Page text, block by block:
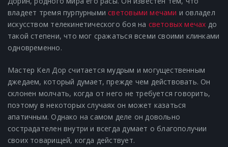
владеет тремя пурпурнымисветовыми мечами и овладел
искусством телекинетического боя на световых мечах до
такой степени, что мог сражаться всеми своими клинками
одновременно.
Мастер Кел Дор считается мудрым и могущественным
джедаем, который думает, прежде чем действовать. Он
склонен молчать, когда от него не требуется говорить,
поэтому в некоторых случаях он может казаться
апатичным. Однако на самом деле он довольно
сострадателен внутри и всегда думает о благополучии
своих товарищей, когда действует.